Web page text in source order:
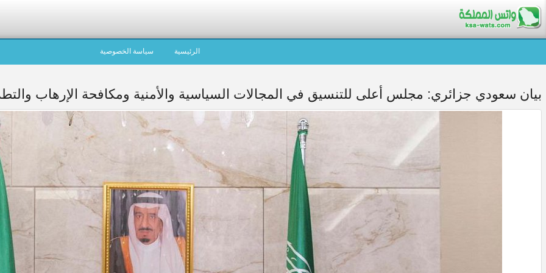
الرئيسية سياسة الخصوصية
بيان سعودي جزائري: مجلس أعلى للتنسيق في المجالات السياسية والأمنية ومكافحة الإرهاب